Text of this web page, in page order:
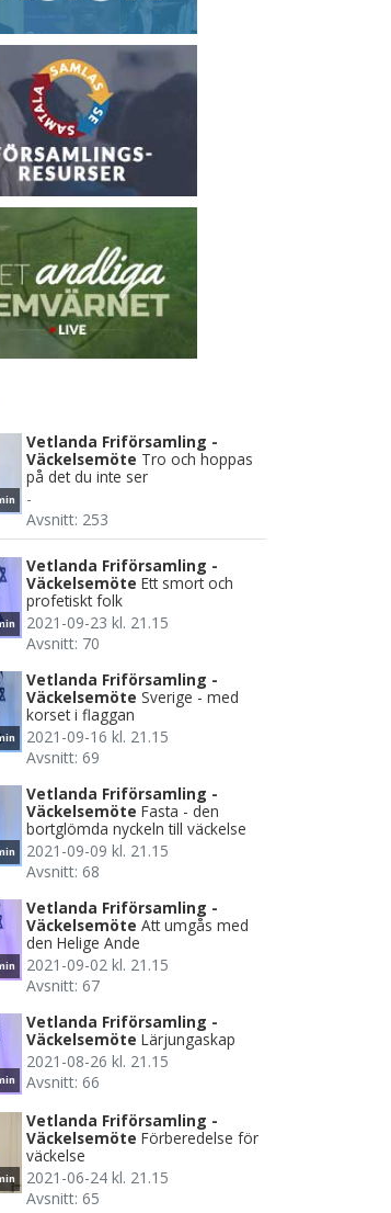
Vetlanda Friförsamling -
Väckelsemöte Tro och hoppas
på det du inte ser
-
Avsnitt: 253
Vetlanda Friförsamling -
Väckelsemöte Ett smort och
profetiskt folk
2021-09-23 kl. 21.15
Avsnitt: 70
Vetlanda Friförsamling -
Väckelsemöte Sverige - med
korset i flaggan
2021-09-16 kl. 21.15
Avsnitt: 69
Vetlanda Friförsamling -
Väckelsemöte Fasta - den
bortglömda nyckeln till väckelse
2021-09-09 kl. 21.15
Avsnitt: 68
Vetlanda Friförsamling -
Väckelsemöte Att umgås med
den Helige Ande
2021-09-02 kl. 21.15
Avsnitt: 67
Vetlanda Friförsamling -
Väckelsemöte Lärjungaskap
2021-08-26 kl. 21.15
Avsnitt: 66
Vetlanda Friförsamling -
Väckelsemöte Förberedelse för
väckelse
2021-06-24 kl. 21.15
Avsnitt: 65